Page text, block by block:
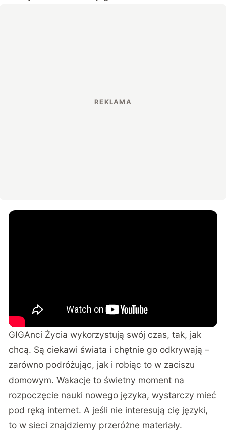
GIGAnci Życia wykorzystują swój czas, tak, jak
chcą. Są ciekawi świata i chętnie go odkrywają –
zarówno podróżując, jak i robiąc to w zaciszu
domowym. Wakacje to świetny moment na
rozpoczęcie nauki nowego języka, wystarczy mieć
pod ręką internet. A jeśli nie interesują cię języki,
to w sieci znajdziemy przeróżne materiały.